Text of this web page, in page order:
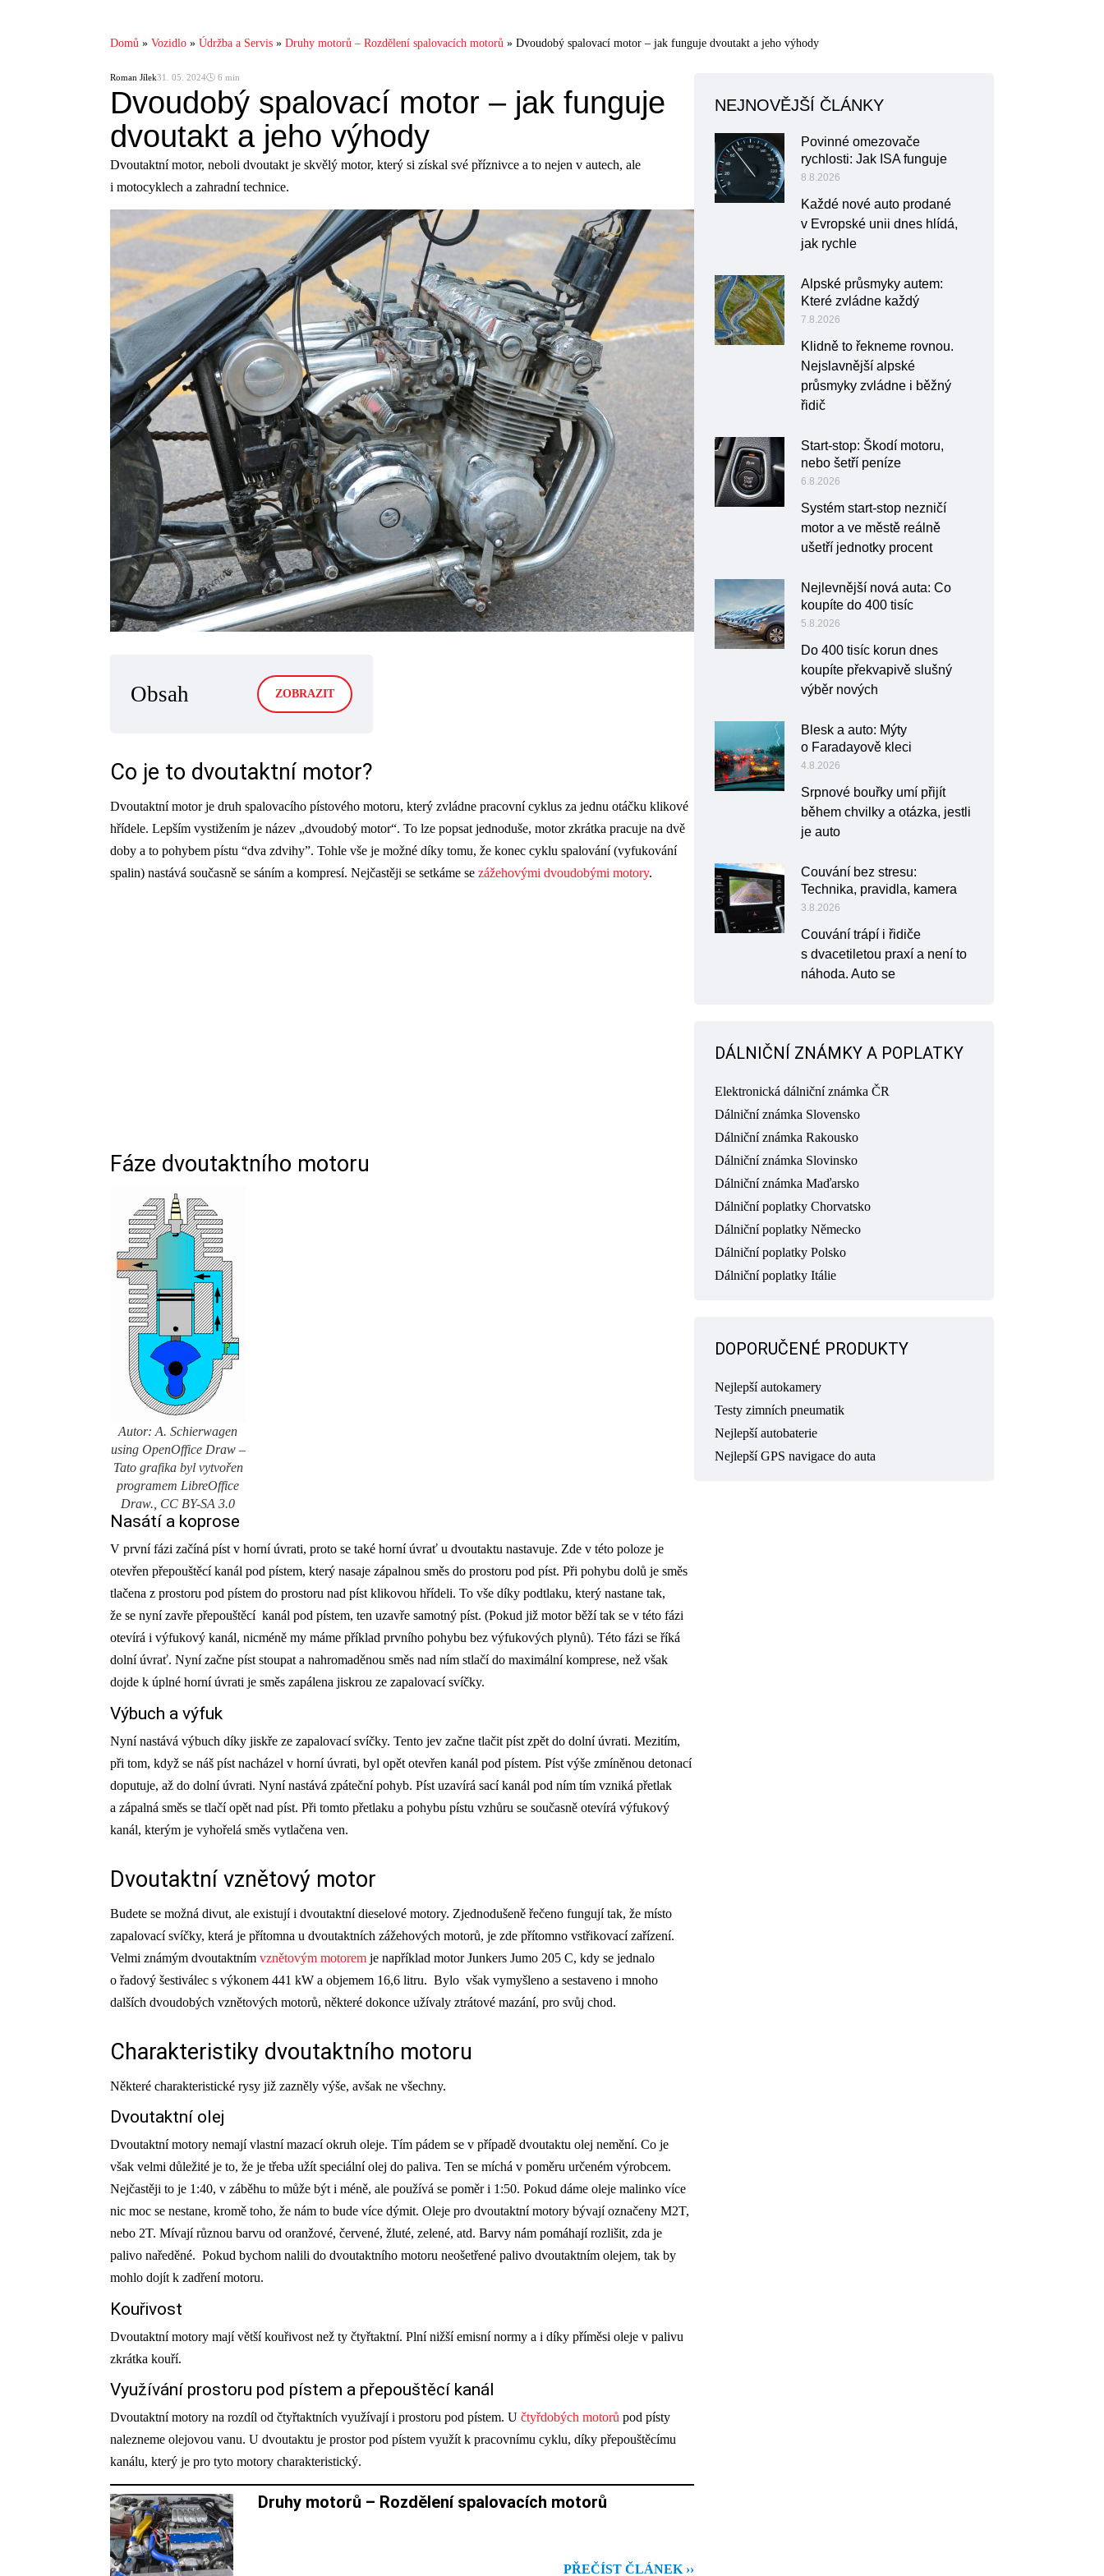
Domů » Vozidlo » Údržba a Servis » Druhy motorů – Rozdělení spalovacích motorů » Dvoudobý spalovací motor – jak funguje dvoutakt a jeho výhody
Roman Jílek31. 05. 2024🕓 6 min
Dvoudobý spalovací motor – jak funguje
dvoutakt a jeho výhody
Dvoutaktní motor, neboli dvoutakt je skvělý motor, který si získal své příznivce a to nejen v autech, ale
i motocyklech a zahradní technice.
Obsah ZOBRAZIT
Co je to dvoutaktní motor?
Dvoutaktní motor je druh spalovacího pístového motoru, který zvládne pracovní cyklus za jednu otáčku klikové
hřídele. Lepším vystižením je název „dvoudobý motor“. To lze popsat jednoduše, motor zkrátka pracuje na dvě
doby a to pohybem pístu “dva zdvihy”. Tohle vše je možné díky tomu, že konec cyklu spalování (vyfukování
spalin) nastává současně se sáním a kompresí. Nejčastěji se setkáme se zážehovými dvoudobými motory.
Fáze dvoutaktního motoru
Autor: A. Schierwagen
using OpenOffice Draw –
Tato grafika byl vytvořen
programem LibreOffice
Draw., CC BY-SA 3.0
Nasátí a koprose
V první fázi začíná píst v horní úvrati, proto se také horní úvrať u dvoutaktu nastavuje. Zde v této poloze je
otevřen přepouštěcí kanál pod pístem, který nasaje zápalnou směs do prostoru pod píst. Při pohybu dolů je směs
tlačena z prostoru pod pístem do prostoru nad píst klikovou hřídeli. To vše díky podtlaku, který nastane tak,
že se nyní zavře přepouštěcí kanál pod pístem, ten uzavře samotný píst. (Pokud již motor běží tak se v této fázi
otevírá i výfukový kanál, nicméně my máme příklad prvního pohybu bez výfukových plynů). Této fázi se říká
dolní úvrať. Nyní začne píst stoupat a nahromaděnou směs nad ním stlačí do maximální komprese, než však
dojde k úplné horní úvrati je směs zapálena jiskrou ze zapalovací svíčky.
Výbuch a výfuk
Nyní nastává výbuch díky jiskře ze zapalovací svíčky. Tento jev začne tlačit píst zpět do dolní úvrati. Mezitím,
při tom, když se náš píst nacházel v horní úvrati, byl opět otevřen kanál pod pístem. Píst výše zmíněnou detonací
doputuje, až do dolní úvrati. Nyní nastává zpáteční pohyb. Píst uzavírá sací kanál pod ním tím vzniká přetlak
a zápalná směs se tlačí opět nad píst. Při tomto přetlaku a pohybu pístu vzhůru se současně otevírá výfukový
kanál, kterým je vyhořelá směs vytlačena ven.
Dvoutaktní vznětový motor
Budete se možná divut, ale existují i dvoutaktní dieselové motory. Zjednodušeně řečeno fungují tak, že místo
zapalovací svíčky, která je přítomna u dvoutaktních zážehových motorů, je zde přítomno vstřikovací zařízení.
Velmi známým dvoutaktním vznětovým motorem je například motor Junkers Jumo 205 C, kdy se jednalo
o řadový šestiválec s výkonem 441 kW a objemem 16,6 litru. Bylo však vymyšleno a sestaveno i mnoho
dalších dvoudobých vznětových motorů, některé dokonce užívaly ztrátové mazání, pro svůj chod.
Charakteristiky dvoutaktního motoru
Některé charakteristické rysy již zazněly výše, avšak ne všechny.
Dvoutaktní olej
Dvoutaktní motory nemají vlastní mazací okruh oleje. Tím pádem se v případě dvoutaktu olej nemění. Co je
však velmi důležité je to, že je třeba užít speciální olej do paliva. Ten se míchá v poměru určeném výrobcem.
Nejčastěji to je 1:40, v záběhu to může být i méně, ale používá se poměr i 1:50. Pokud dáme oleje malinko více
nic moc se nestane, kromě toho, že nám to bude více dýmit. Oleje pro dvoutaktní motory bývají označeny M2T,
nebo 2T. Mívají různou barvu od oranžové, červené, žluté, zelené, atd. Barvy nám pomáhají rozlišit, zda je
palivo naředěné. Pokud bychom nalili do dvoutaktního motoru neošetřené palivo dvoutaktním olejem, tak by
mohlo dojít k zadření motoru.
Kouřivost
Dvoutaktní motory mají větší kouřivost než ty čtyřtaktní. Plní nižší emisní normy a i díky příměsi oleje v palivu
zkrátka kouří.
Využívání prostoru pod pístem a přepouštěcí kanál
Dvoutaktní motory na rozdíl od čtyřtaktních využívají i prostoru pod pístem. U čtyřdobých motorů pod písty
nalezneme olejovou vanu. U dvoutaktu je prostor pod pístem využít k pracovnímu cyklu, díky přepouštěcímu
kanálu, který je pro tyto motory charakteristický.
Druhy motorů – Rozdělení spalovacích motorů
PŘEČÍST ČLÁNEK ››
NEJNOVĚJŠÍ ČLÁNKY
Povinné omezovače
rychlosti: Jak ISA funguje
8.8.2026
Každé nové auto prodané
v Evropské unii dnes hlídá,
jak rychle
Alpské průsmyky autem:
Které zvládne každý
7.8.2026
Klidně to řekneme rovnou.
Nejslavnější alpské
průsmyky zvládne i běžný
řidič
Start-stop: Škodí motoru,
nebo šetří peníze
6.8.2026
Systém start-stop nezničí
motor a ve městě reálně
ušetří jednotky procent
Nejlevnější nová auta: Co
koupíte do 400 tisíc
5.8.2026
Do 400 tisíc korun dnes
koupíte překvapivě slušný
výběr nových
Blesk a auto: Mýty
o Faradayově kleci
4.8.2026
Srpnové bouřky umí přijít
během chvilky a otázka, jestli
je auto
Couvání bez stresu:
Technika, pravidla, kamera
3.8.2026
Couvání trápí i řidiče
s dvacetiletou praxí a není to
náhoda. Auto se
DÁLNIČNÍ ZNÁMKY A POPLATKY
Elektronická dálniční známka ČR
Dálniční známka Slovensko
Dálniční známka Rakousko
Dálniční známka Slovinsko
Dálniční známka Maďarsko
Dálniční poplatky Chorvatsko
Dálniční poplatky Německo
Dálniční poplatky Polsko
Dálniční poplatky Itálie
DOPORUČENÉ PRODUKTY
Nejlepší autokamery
Testy zimních pneumatik
Nejlepší autobaterie
Nejlepší GPS navigace do auta